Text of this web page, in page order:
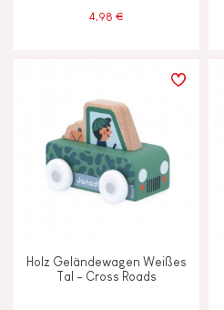
4,98 €
Holz Geländewagen Weißes
Tal - Cross Roads